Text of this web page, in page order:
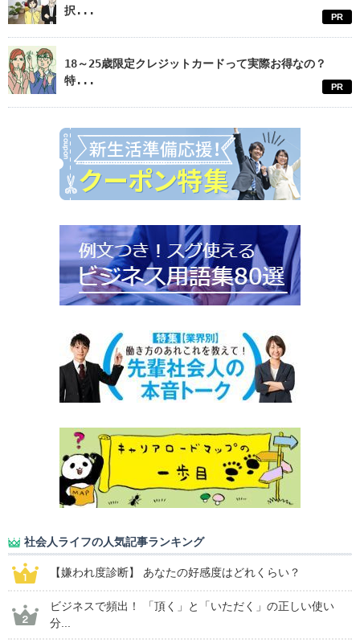
択...
PR
18～25歳限定クレジットカードって実際お得なの？
特...
PR
社会人ライフの人気記事ランキング
【嫌われ度診断】 あなたの好感度はどれくらい？
ビジネスで頻出！ 「頂く」と「いただく」の正しい使い
分...